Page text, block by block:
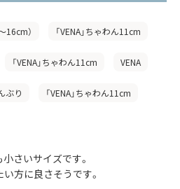
16cm） 「VENA」ちゃわん11cm
「VENA」ちゃわん11cm VENA
ぶり 「VENA」ちゃわん11cm
さいサイズです。
方に良さそうです。